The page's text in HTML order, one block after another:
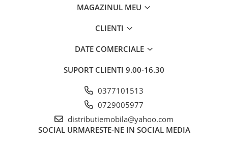
MAGAZINUL MEU
CLIENTI
DATE COMERCIALE
SUPORT CLIENTI 9.00-16.30
0377101513
0729005977
distributiemobila@yahoo.com
SOCIAL URMARESTE-NE IN SOCIAL MEDIA